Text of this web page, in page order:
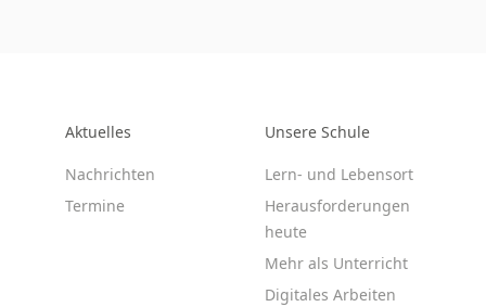
Aktuelles
Nachrichten
Termine
Unsere Schule
Lern- und Lebensort
Herausforderungen
heute
Mehr als Unterricht
Digitales Arbeiten